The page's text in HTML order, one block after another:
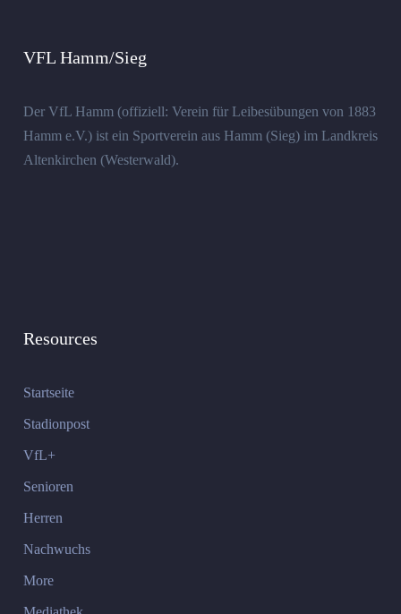
VFL Hamm/Sieg
Der VfL Hamm (offiziell: Verein für Leibesübungen von 1883
Hamm e.V.) ist ein Sportverein aus Hamm (Sieg) im Landkreis
Altenkirchen (Westerwald).
Resources
Startseite
Stadionpost
VfL+
Senioren
Herren
Nachwuchs
More